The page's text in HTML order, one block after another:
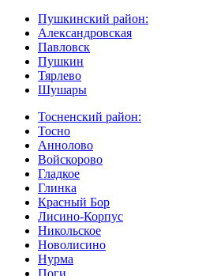
Пушкинский район:
Александровская
Павловск
Пушкин
Тярлево
Шушары
Тосненский район:
Тосно
Аннолово
Войскорово
Гладкое
Глинка
Красный Бор
Лисино-Корпус
Никольское
Новолисино
Нурма